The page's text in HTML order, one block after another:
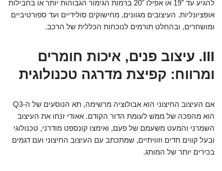
להגיע עד "19 או אפילו "20 ברמות הגימור הגבוהות יותר או בחבילות
אופציונליות. העיצובים מגוונים, מחישוקים סולידיים ועד ספורטיביים
ומושחרים, ובהחלט תורמים לנוכחות הכללית של הרכב.
III. עיצוב פנים, איכות חומרים
ומרווח: קפיצת מדרגה טכנולוגית
אם העיצוב החיצוני הוא אבולוציה מרשימה, תא הנוסעים של ה-Q3
הוא מהפכה של ממש לעומת הדור הקודם. אאודי זנחו את העיצוב
השמרני והמעט משעמם של פעם, ואימצו קונספט מודרני, טכנולוגי
ובעל קווים חדים וזוויתיים, שמתכתב עם העיצוב החיצוני ועם דגמים
בכירים יותר של המותג.